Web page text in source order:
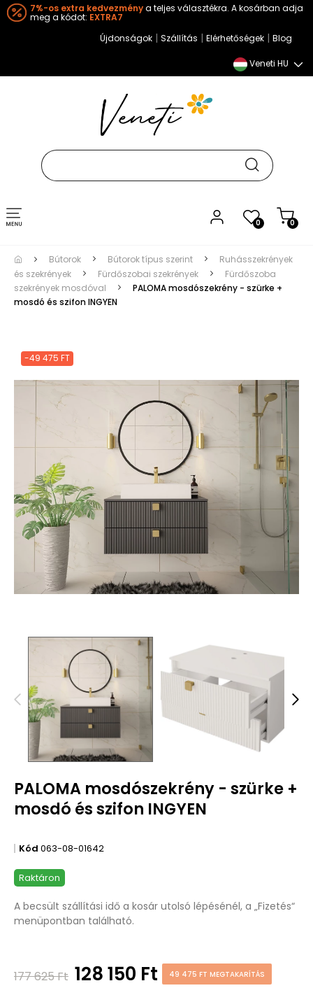
7%-os extra kedvezménya teljes választékra. A kosárban adja
meg a kódot: EXTRA7
Újdonságok | Szállítás | Elérhetőségek | Blog
Veneti HU
0 0
Toggle
navigation
Bútorok Bútorok típus szerint
Ruhásszekrények
és szekrények
Fürdőszobai szekrények
Fürdőszoba
szekrények mosdóval
PALOMA mosdószekrény - szürke +
mosdó és szifon INGYEN
-49 475 FT
PALOMA mosdószekrény - szürke +
mosdó és szifon INGYEN
Kód 063-08-01642
Raktáron
A becsült szállítási idő a kosár utolsó lépésénél, a „Fizetés“
menüpontban található.
177 625 Ft 128 150 Ft 49 475 FT MEGTAKARÍTÁS